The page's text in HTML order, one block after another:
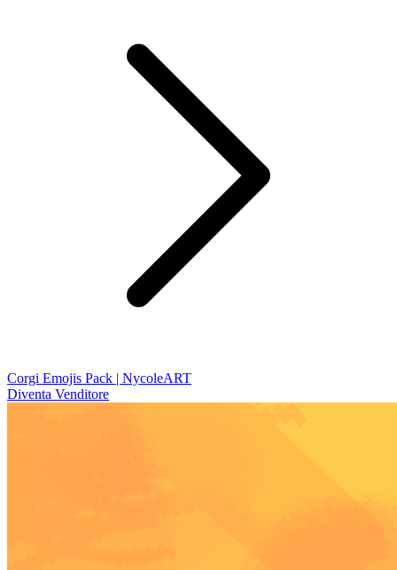
Corgi Emojis Pack | NycoleART
Diventa Venditore